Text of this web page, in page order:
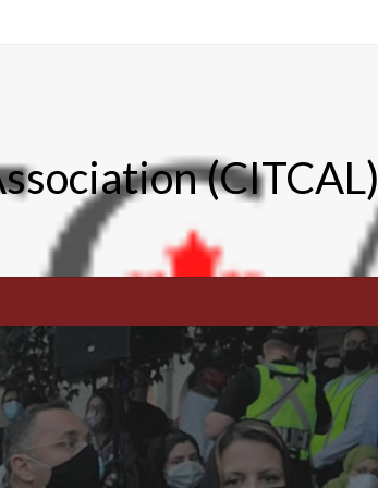
(CITCAL)